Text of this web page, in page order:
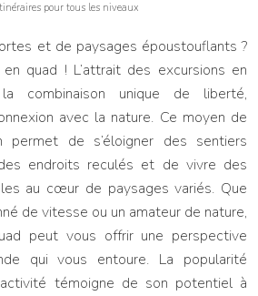
pour tous les niveaux
et de paysages époustouflants ?
quad ! L’attrait des excursions en
combinaison unique de liberté,
avec la nature. Ce moyen de
permet de s’éloigner des sentiers
endroits reculés et de vivre des
au cœur de paysages variés. Que
de vitesse ou un amateur de nature,
peut vous offrir une perspective
qui vous entoure. La popularité
témoigne de son potentiel à